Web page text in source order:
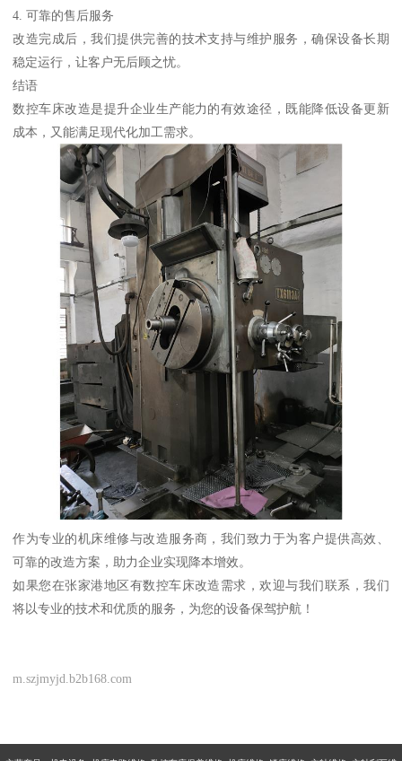
4. 可靠的售后服务
改造完成后，我们提供完善的技术支持与维护服务，确保设备长期
稳定运行，让客户无后顾之忧。
结语
数控车床改造是提升企业生产能力的有效途径，既能降低设备更新
成本，又能满足现代化加工需求。
作为专业的机床维修与改造服务商，我们致力于为客户提供高效、
可靠的改造方案，助力企业实现降本增效。
如果您在张家港地区有数控车床改造需求，欢迎与我们联系，我们
将以专业的技术和优质的服务，为您的设备保驾护航！
m.szjmyjd.b2b168.com